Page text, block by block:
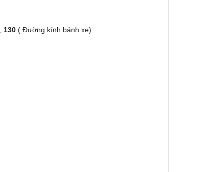
130 ( Đường kính bánh xe)